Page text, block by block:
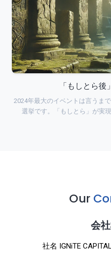
「もしとら
2024年最大のイベントは言うま
選挙です。「もしとら」が実
Our
会
社名 IGNiTE